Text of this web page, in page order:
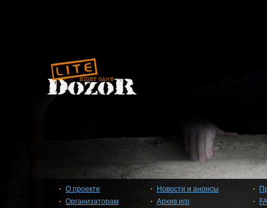
О проекте
Организаторам
Новости и анонсы
Архив игр